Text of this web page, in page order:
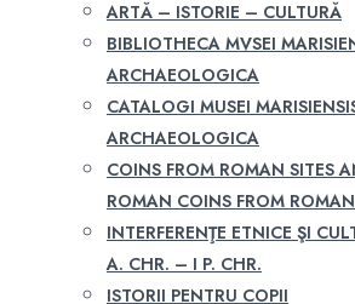
ARTĂ – ISTORIE – CULTURĂ
BIBLIOTHECA MVSEI
ARCHAEOLOGICA
CATALOGI MUSEI
ARCHAEOLOGICA
COINS FROM ROMAN SITES
ROMAN COINS FROM
INTERFERENŢE ETNICE ŞI
A. CHR. – I P. CHR.
ISTORII PENTRU COPII